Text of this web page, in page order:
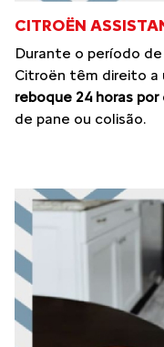
CITROËN
Durante o período
Citroën têm direito a
reboque 24 horas por
de pane ou colisão.